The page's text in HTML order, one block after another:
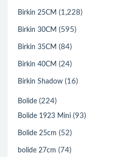
Birkin 25CM (1,228)
Birkin 30CM (595)
Birkin 35CM (84)
Birkin 40CM (24)
Birkin Shadow (16)
Bolide (224)
Bolide 1923 Mini (93)
Bolide 25cm (52)
bolide 27cm (74)